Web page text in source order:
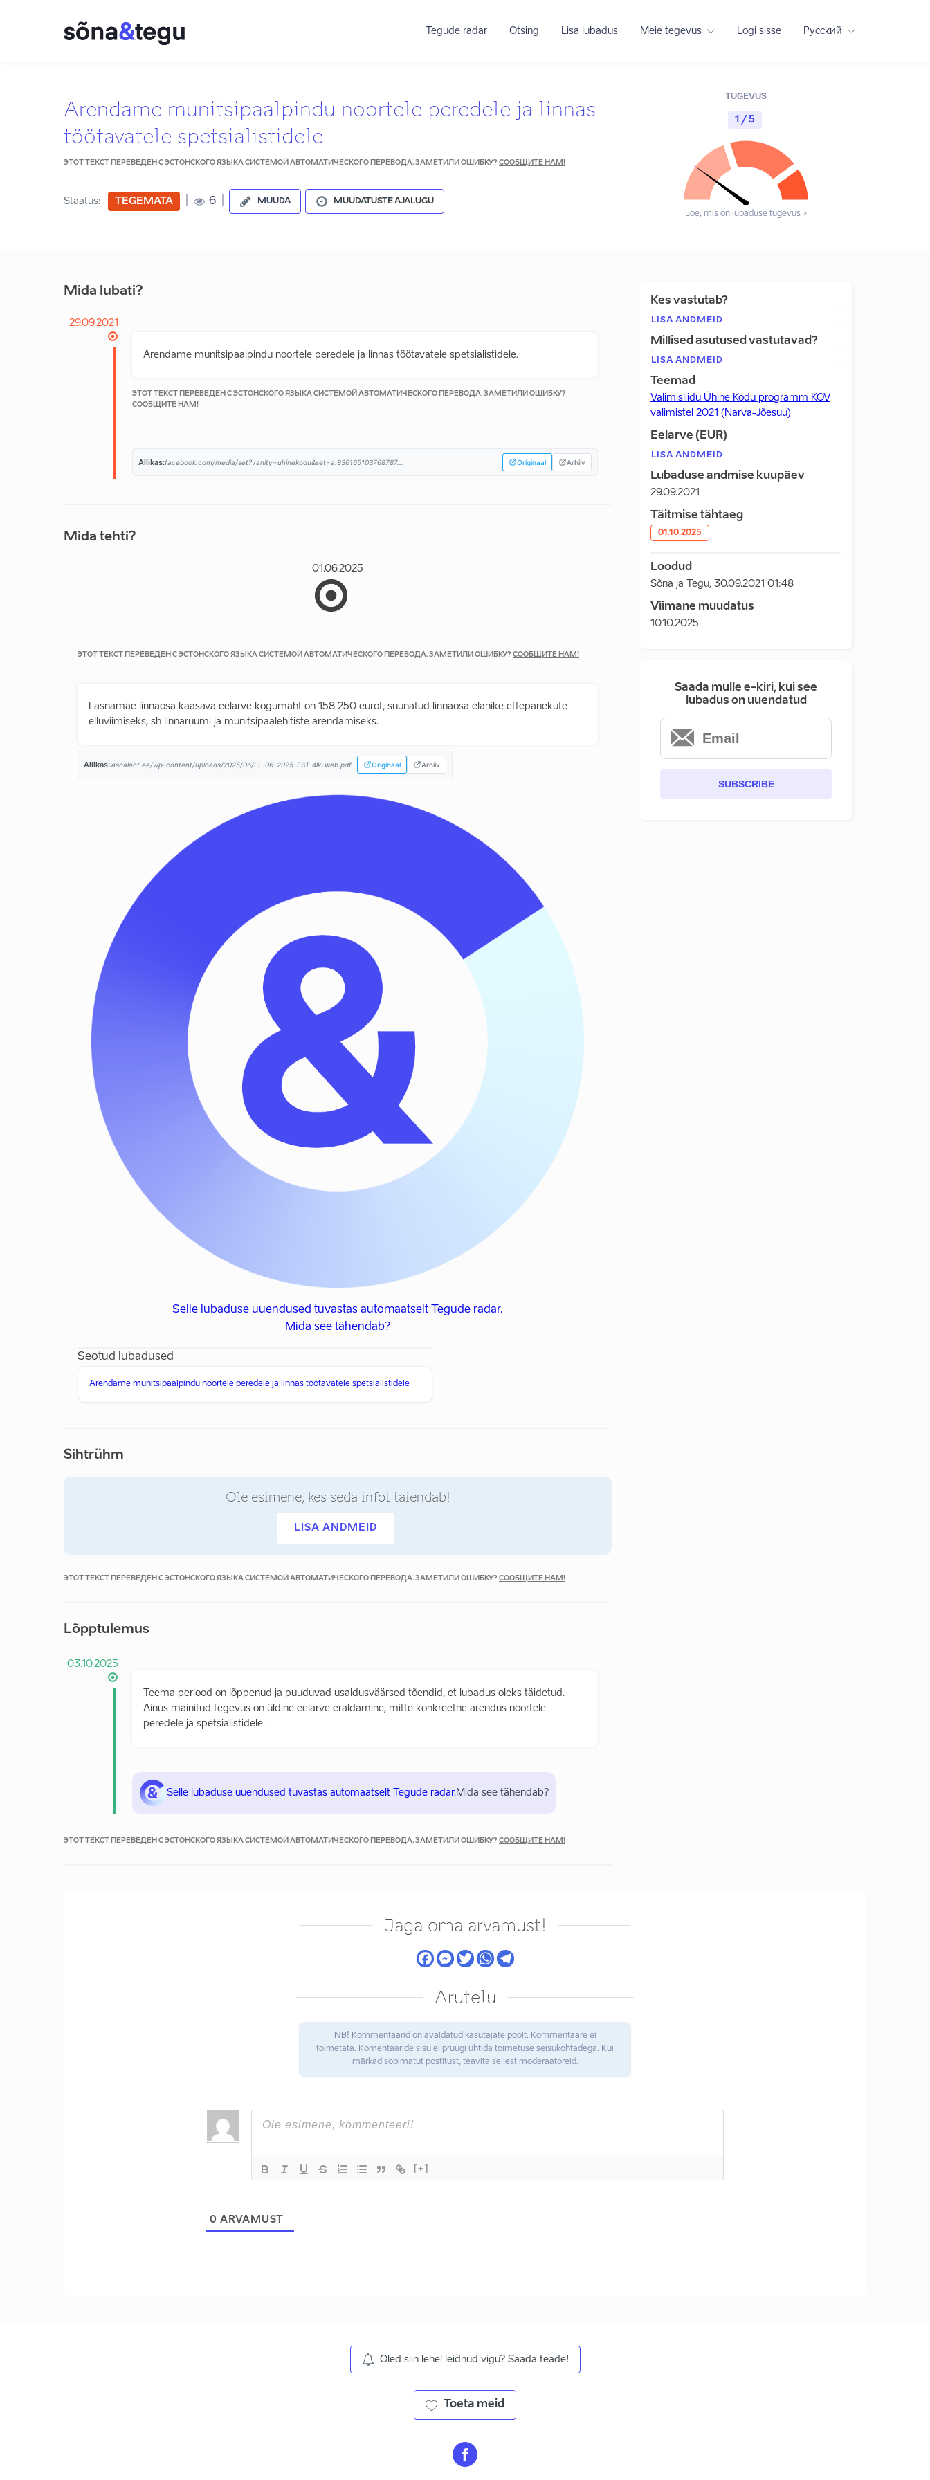
Tegude radar Otsing Lisa lubadus Meie tegevus Logi sisse Русский
Arendame munitsipaalpindu noortele peredele ja linnas
töötavatele spetsialistidele
ЭТОТ ТЕКСТ ПЕРЕВЕДЕН С ЭСТОНСКОГО ЯЗЫКА СИСТЕМОЙ АВТОМАТИЧЕСКОГО ПЕРЕВОДА. ЗАМЕТИЛИ ОШИБКУ? СООБЩИТЕ НАМ!
Staatus: TEGEMATA 6 MUUDA MUUDATUSTE AJALUGU
TUGEVUS
1 / 5
Loe, mis on lubaduse tugevus >
Mida lubati?
29.09.2021
Arendame munitsipaalpindu noortele peredele ja linnas töötavatele spetsialistidele.
ЭТОТ ТЕКСТ ПЕРЕВЕДЕН С ЭСТОНСКОГО ЯЗЫКА СИСТЕМОЙ АВТОМАТИЧЕСКОГО ПЕРЕВОДА. ЗАМЕТИЛИ ОШИБКУ?
СООБЩИТЕ НАМ!
Allikas:facebook.com/media/set?vanity=uhinekodu&set=a.836165103768787... Originaal Arhiiv
Mida tehti?
01.06.2025
ЭТОТ ТЕКСТ ПЕРЕВЕДЕН С ЭСТОНСКОГО ЯЗЫКА СИСТЕМОЙ АВТОМАТИЧЕСКОГО ПЕРЕВОДА. ЗАМЕТИЛИ ОШИБКУ? СООБЩИТЕ НАМ!
Lasnamäe linnaosa kaasava eelarve kogumaht on 158 250 eurot, suunatud linnaosa elanike ettepanekute
elluviimiseks, sh linnaruumi ja munitsipaalehitiste arendamiseks.
Allikas:lasnaleht.ee/wp-content/uploads/2025/06/LL-06-2025-EST-4lk-web.pdf... Originaal Arhiiv
Selle lubaduse uuendused tuvastas automaatselt Tegude radar.
Mida see tähendab?
Seotud lubadused
Arendame munitsipaalpindu noortele peredele ja linnas töötavatele spetsialistidele
Sihtrühm
Ole esimene, kes seda infot täiendab!
LISA ANDMEID
ЭТОТ ТЕКСТ ПЕРЕВЕДЕН С ЭСТОНСКОГО ЯЗЫКА СИСТЕМОЙ АВТОМАТИЧЕСКОГО ПЕРЕВОДА. ЗАМЕТИЛИ ОШИБКУ? СООБЩИТЕ НАМ!
Lõpptulemus
03.10.2025
Teema periood on lõppenud ja puuduvad usaldusväärsed tõendid, et lubadus oleks täidetud.
Ainus mainitud tegevus on üldine eelarve eraldamine, mitte konkreetne arendus noortele
peredele ja spetsialistidele.
Selle lubaduse uuendused tuvastas automaatselt Tegude radar.Mida see tähendab?
ЭТОТ ТЕКСТ ПЕРЕВЕДЕН С ЭСТОНСКОГО ЯЗЫКА СИСТЕМОЙ АВТОМАТИЧЕСКОГО ПЕРЕВОДА. ЗАМЕТИЛИ ОШИБКУ? СООБЩИТЕ НАМ!
Kes vastutab?
LISA ANDMEID
Millised asutused vastutavad?
LISA ANDMEID
Teemad
Valimisliidu Ühine Kodu programm KOV
valimistel 2021 (Narva-Jõesuu)
Eelarve (EUR)
LISA ANDMEID
Lubaduse andmise kuupäev
29.09.2021
Täitmise tähtaeg
01.10.2025
Loodud
Sõna ja Tegu, 30.09.2021 01:48
Viimane muudatus
10.10.2025
Saada mulle e-kiri, kui see
lubadus on uuendatud
SUBSCRIBE
Jaga oma arvamust!
Arutelu
NB! Kommentaarid on avaldatud kasutajate poolt. Kommentaare ei
toimetata. Komentaaride sisu ei pruugi ühtida toimetuse seisukohtadega. Kui
märkad sobimatut postitust, teavita sellest moderaatoreid.
[+]
0 ARVAMUST
Oled siin lehel leidnud vigu? Saada teade!
Toeta meid